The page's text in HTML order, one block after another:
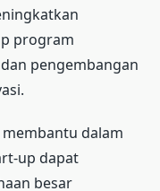
program
pengembangan
dalam
up dapat
besar